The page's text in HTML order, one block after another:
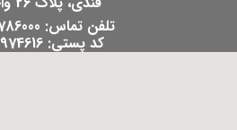
تلفن تماس: 47786000-021
کد پستی: 1557974616